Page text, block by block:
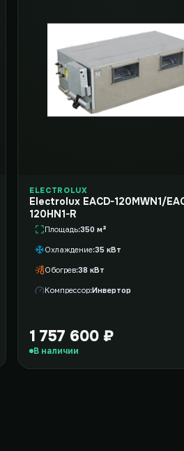
ELECTROLUX
Electrolux EACD-120MWN1/
120HN1-R
Площадь 350 м²
Охлаждение 35 кВт
Обогрев 38 кВт
Компрессор Инвертор
1 757 600 ₽
В наличии